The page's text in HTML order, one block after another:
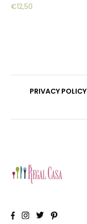
€12,50
PRIVACY POLICY